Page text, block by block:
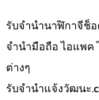
รับจำนำนาฬิกาจีช็
จำนำมือถือ ไอแพค
ต่างๆ
รับจํานําแจ้งวัฒนะ